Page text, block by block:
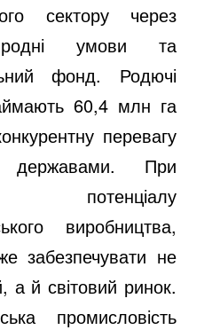
сектору через
умови та
фонд. Родючі
60,4 млн га
перевагу
При
потенціалу
виробництва,
забезпечувати не
а й світовий ринок.
промисловість